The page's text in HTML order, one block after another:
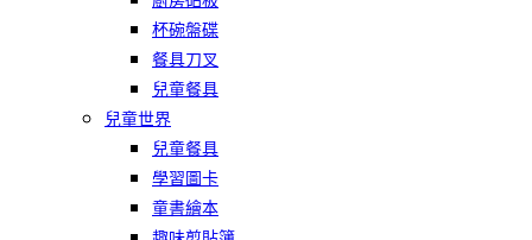
杯碗盤碟
餐具刀叉
兒童餐具
兒童世界
兒童餐具
學習圖卡
童書繪本